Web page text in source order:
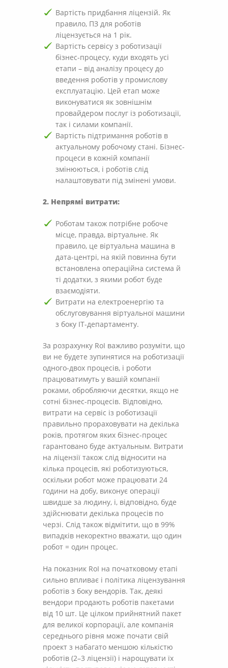
Вартість придбання ліцензій. Як
правило, ПЗ для роботів
ліцензується на 1 рік.
Вартість сервісу з роботизації
бізнес-процесу, куди входять усі
етапи – від аналізу процесу до
введення роботів у промислову
експлуатацію. Цей етап може
виконуватися як зовнішнім
провайдером послуг із роботизації,
так і силами компанії.
Вартість підтримання роботів в
актуальному робочому стані. Бізнес-
процеси в кожній компанії
змінюються, і роботів слід
налаштовувати під змінені умови.
2. Непрямі витрати:
Роботам також потрібне робоче
місце, правда, віртуальне. Як
правило, це віртуальна машина в
дата-центрі, на якій повинна бути
встановлена операційна система й
ті додатки, з якими робот буде
взаємодіяти.
Витрати на електроенергію та
обслуговування віртуальної машини
з боку ІТ-департаменту.
За розрахунку RoI важливо розуміти, що
ви не будете зупинятися на роботизації
одного-двох процесів, і роботи
працюватимуть у вашій компанії
роками, обробляючи десятки, якщо не
сотні бізнес-процесів. Відповідно,
витрати на сервіс із роботизації
правильно прораховувати на декілька
років, протягом яких бізнес-процес
гарантовано буде актуальным. Витрати
на ліцензії також слід відносити на
кілька процесів, які роботизуються,
оскільки робот може працювати 24
години на добу, виконує операції
швидше за людину, і, відповідно, буде
здійснювати декілька процесів по
черзі. Слід також відмітити, що в 99%
випадків некоректно вважати, що один
робот = один процес.
На показник RoI на початковому етапі
сильно впливає і політика ліцензування
роботів з боку вендорів. Так, деякі
вендори продають роботів пакетами
від 10 шт. Це цілком прийнятний пакет
для великої корпорації, але компанія
середнього рівня може почати свій
проект з набагато меншою кількістю
роботів (2–3 ліцензії) і нарощувати їх